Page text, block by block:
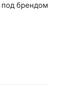
под брендом